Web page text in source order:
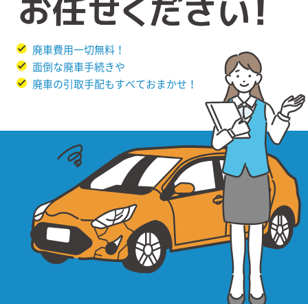
廃車費用一切無料！
面倒な廃車手続きや
廃車の引取手配もすべておまかせ！